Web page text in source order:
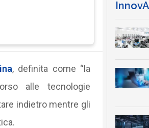
, definita come “la
alle tecnologie
indietro mentre gli